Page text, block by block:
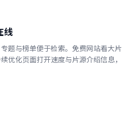
线
题与榜单便于检索。 免费网站看大片
优化页面打开速度与片源介绍信息，